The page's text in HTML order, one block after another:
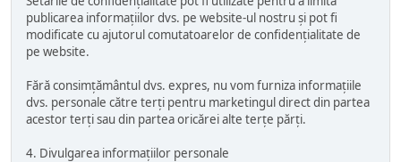
publicarea informațiilor dvs. pe website-ul nostru și pot fi
modificate cu ajutorul comutatoarelor de confidențialitate de
pe website.
Fără consimțământul dvs. expres, nu vom furniza informațiile
dvs. personale către terți pentru marketingul direct din partea
acestor terți sau din partea oricărei alte terțe părți.
4. Divulgarea informațiilor personale